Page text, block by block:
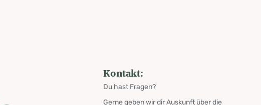
Kontakt:
Du hast Fragen?
Gerne geben wir dir Auskunft über die